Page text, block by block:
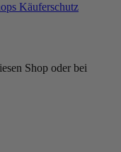
Käuferschutz
Shop oder bei